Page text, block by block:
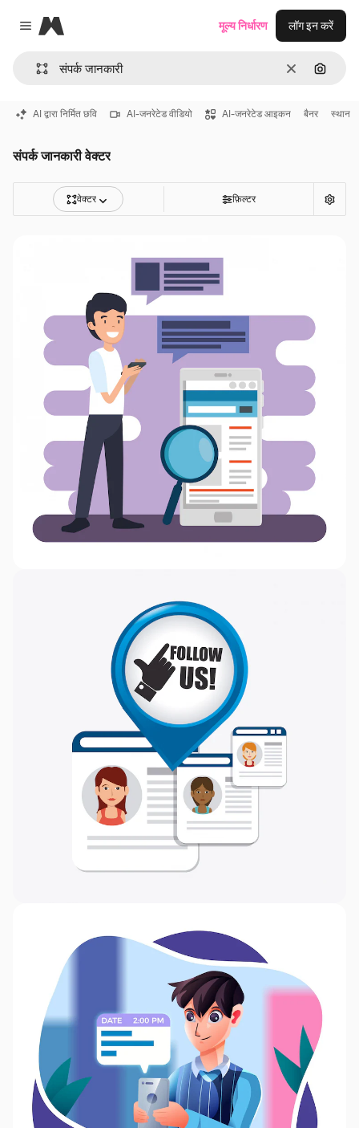
Close menu
Magnific
साफ़ इमेज से
मूल्य निर्धारण लॉग इन करें
AI द्वारा निर्मित छवि AI-जनरेटेड वीडियो AI-जनरेटेड आइकन बैनर स्थान
संपर्क जानकारी वेक्टर
वेक्टर फ़िल्टर